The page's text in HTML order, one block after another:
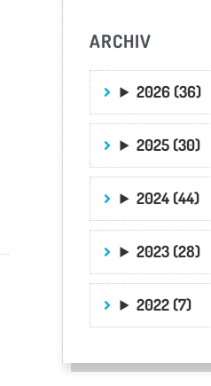
ARCHIV
2026 (36)
2025 (30)
2024 (44)
2023 (28)
2022 (7)